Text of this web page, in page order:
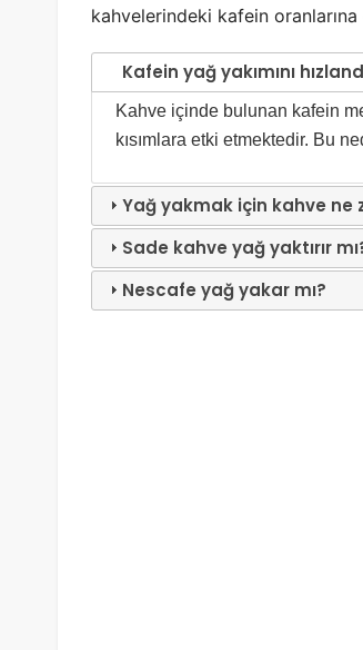
kahvelerindeki kafein oranlarına
Kafein yağ yakımını
Kahve içinde bulunan kafein
kısımlara etki etmektedir. Bu
Yağ yakmak için kahve ne
Sade kahve yağ yaktırır
Nescafe yağ yakar mı?